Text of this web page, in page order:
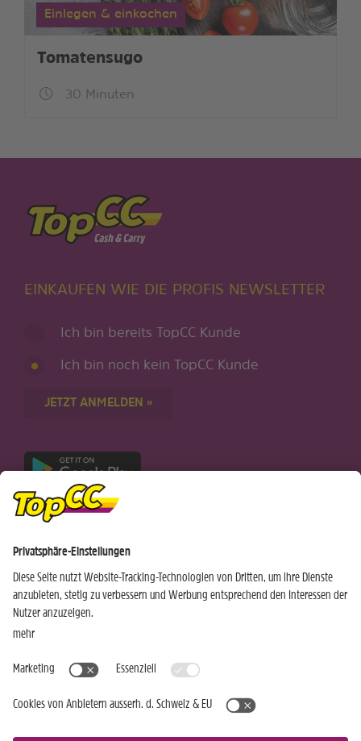
Einlegen & einkochen
Tomatensugo
30 Minuten
EINKAUFEN WIE DIE PROFIS NEWSLETTER
Ich bin bereits TopCC Kunde
Ich bin noch kein TopCC Kunde
JETZT ANMELDEN »
Nur für Android-Geräte
Wochen Hits
Standorte
Kundenbereich
Aktuelles
Rezeptwelt
Weinwelt